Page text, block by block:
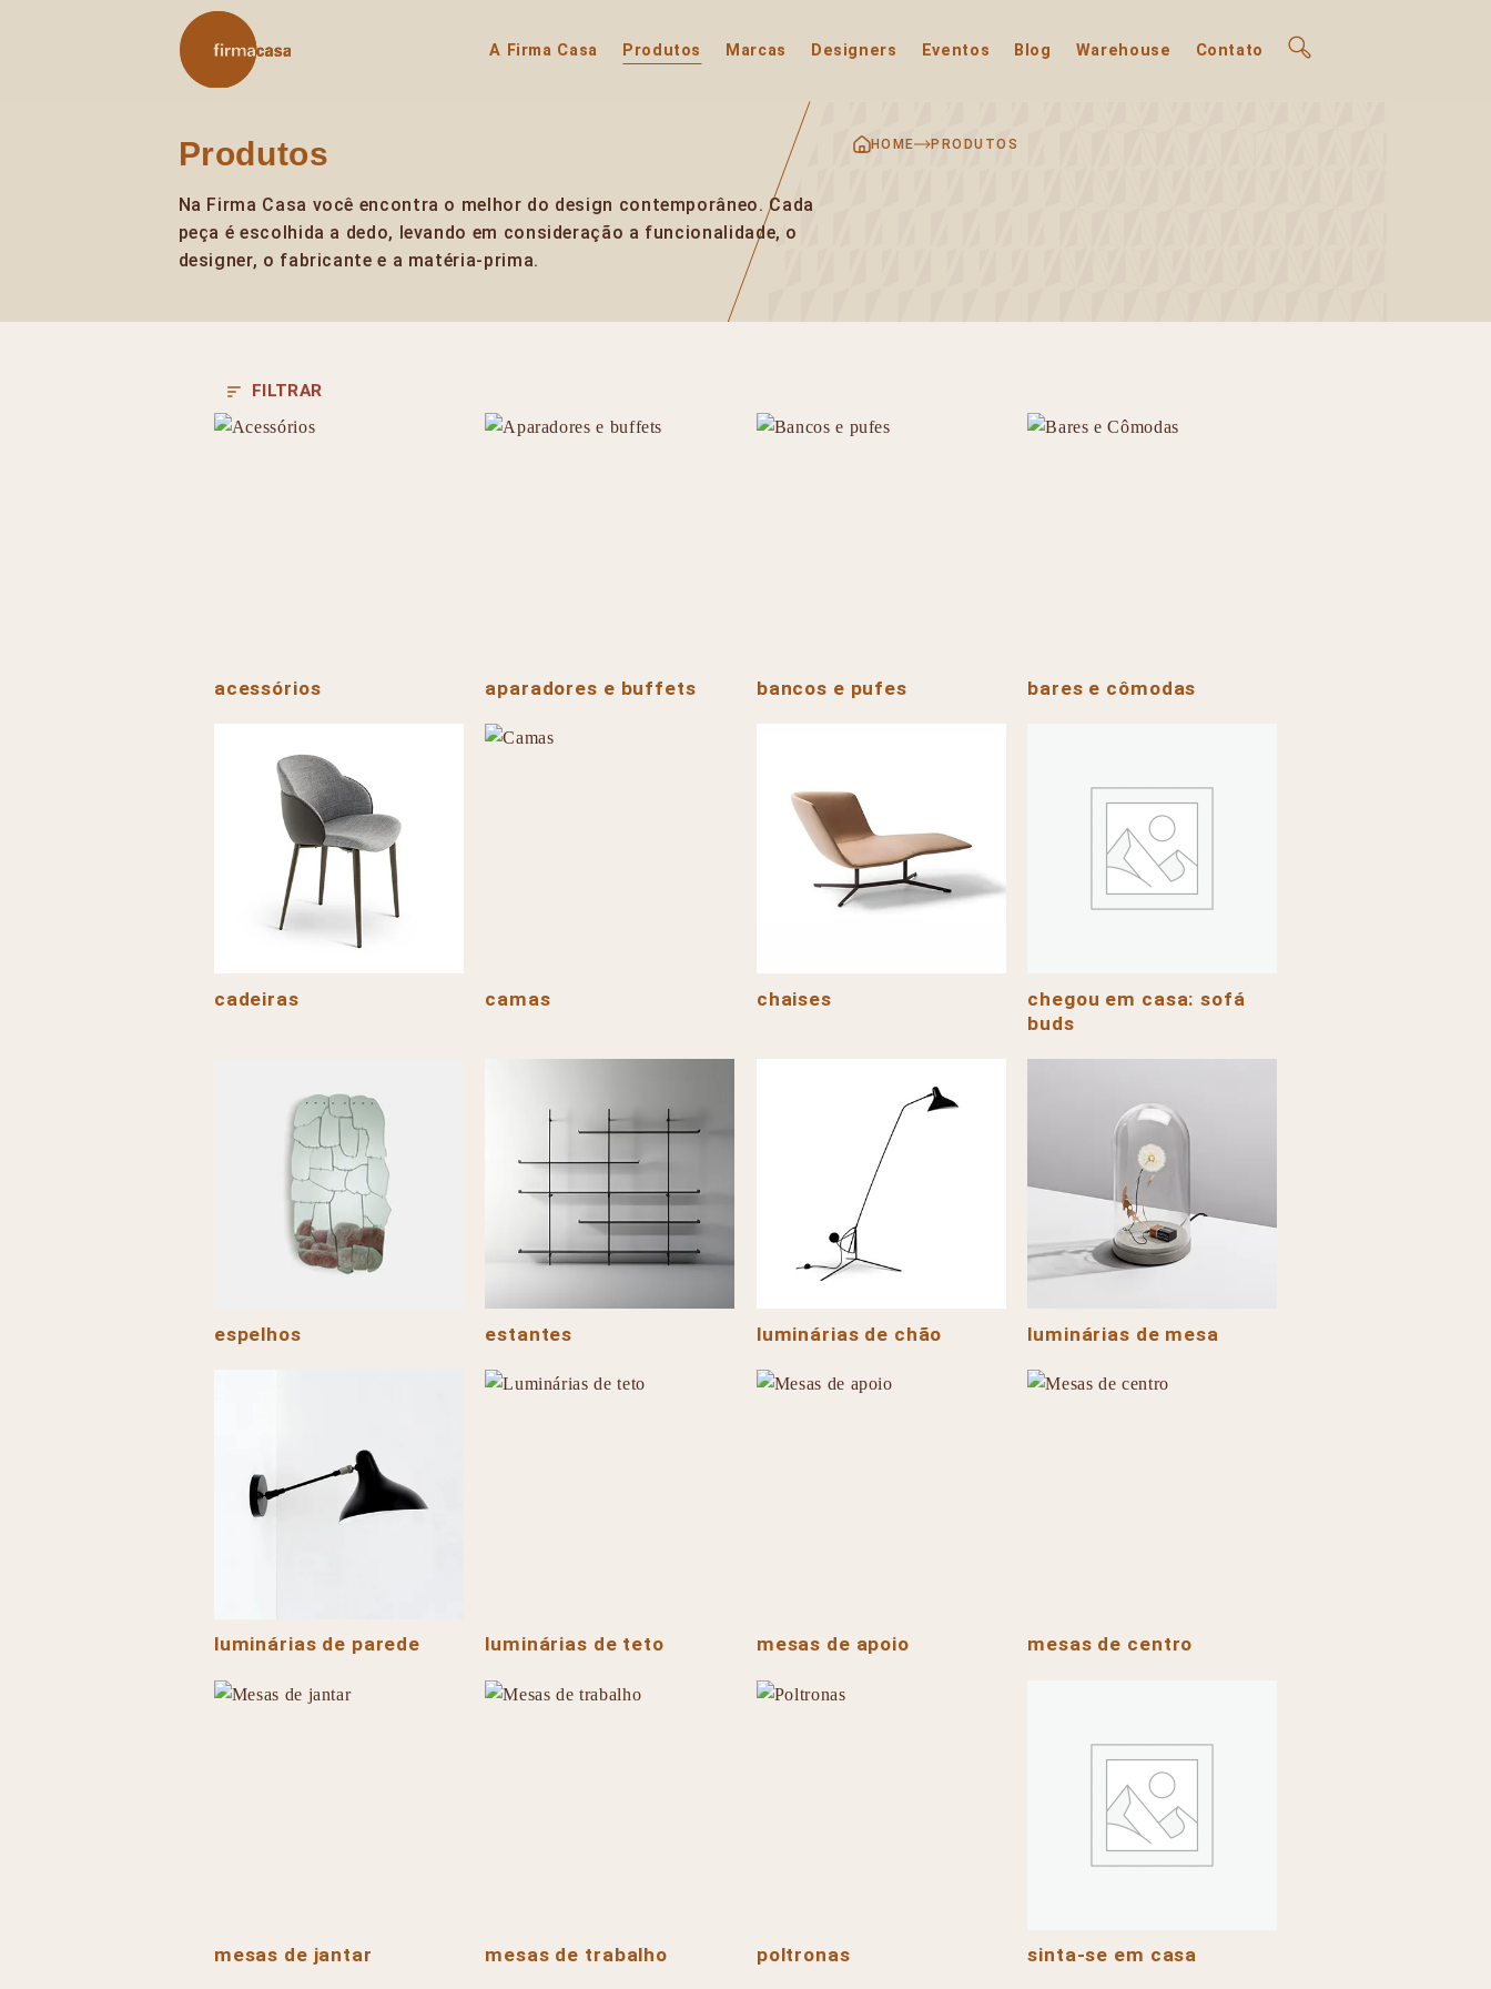
A Firma Casa Produtos Marcas Designers Eventos Blog Warehouse Contato
Produtos
Na Firma Casa você encontra o melhor do design contemporâneo. Cada
peça é escolhida a dedo, levando em consideração a funcionalidade, o
designer, o fabricante e a matéria-prima.
HOME PRODUTOS
FILTRAR
acessórios aparadores e buffets bancos e pufes bares e cômodas
cadeiras camas chaises
chegou em casa: sofá
buds
espelhos estantes luminárias de chão luminárias de mesa
luminárias de parede luminárias de teto mesas de apoio mesas de centro
mesas de jantar mesas de trabalho poltronas sinta-se em casa